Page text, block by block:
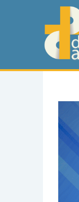
CUMPLIMIENTO
BUSCAR EN LA WEB